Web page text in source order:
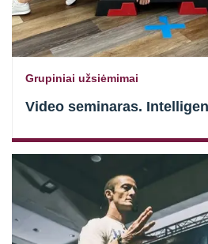
Grupiniai užsiėmimai
Video seminaras.